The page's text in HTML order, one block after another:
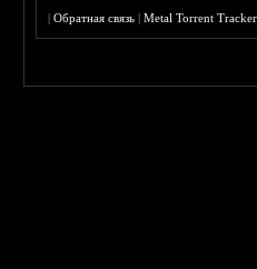
|Обратная связь |Metal Torrent